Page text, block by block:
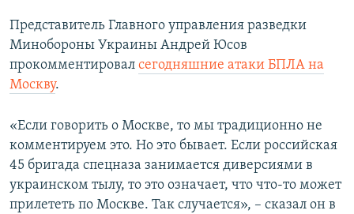
Представитель Главного управления разведки
Минобороны Украины Андрей Юсов
прокомментировал сегодняшние атаки БПЛА на
Москву.
«Если говорить о Москве, то мы традиционно не
комментируем это. Но это бывает. Если российская
45 бригада спецназа занимается диверсиями в
украинском тылу, то это означает, что что-то может
прилететь по Москве. Так случается», – сказал он в